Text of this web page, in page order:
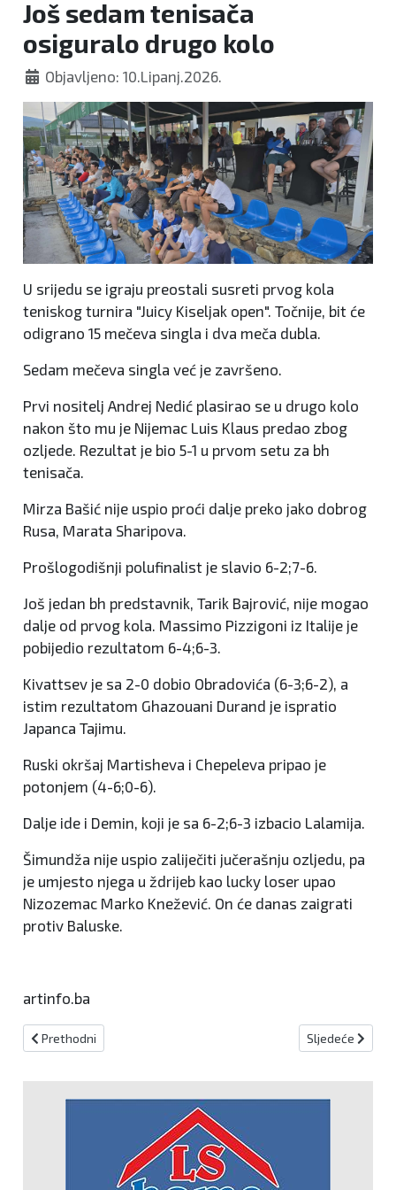
Još sedam tenisača
osiguralo drugo kolo
Objavljeno: 10.Lipanj.2026.
U srijedu se igraju preostali susreti prvog kola
teniskog turnira "Juicy Kiseljak open". Točnije, bit će
odigrano 15 mečeva singla i dva meča dubla.
Sedam mečeva singla već je završeno.
Prvi nositelj Andrej Nedić plasirao se u drugo kolo
nakon što mu je Nijemac Luis Klaus predao zbog
ozljede. Rezultat je bio 5-1 u prvom setu za bh
tenisača.
Mirza Bašić nije uspio proći dalje preko jako dobrog
Rusa, Marata Sharipova.
Prošlogodišnji polufinalist je slavio 6-2;7-6.
Još jedan bh predstavnik, Tarik Bajrović, nije mogao
dalje od prvog kola. Massimo Pizzigoni iz Italije je
pobijedio rezultatom 6-4;6-3.
Kivattsev je sa 2-0 dobio Obradovića (6-3;6-2), a
istim rezultatom Ghazouani Durand je ispratio
Japanca Tajimu.
Ruski okršaj Martisheva i Chepeleva pripao je
potonjem (4-6;0-6).
Dalje ide i Demin, koji je sa 6-2;6-3 izbacio Lalamija.
Šimundža nije uspio zaliječiti jučerašnju ozljedu, pa
je umjesto njega u ždrijeb kao lucky loser upao
Nizozemac Marko Knežević. On će danas zaigrati
protiv Baluske.
artinfo.ba
Prethodni članak: Taekwondo klub "Fojnica" proslavio veliki
Prethodni Sljedeći
Sljedeće